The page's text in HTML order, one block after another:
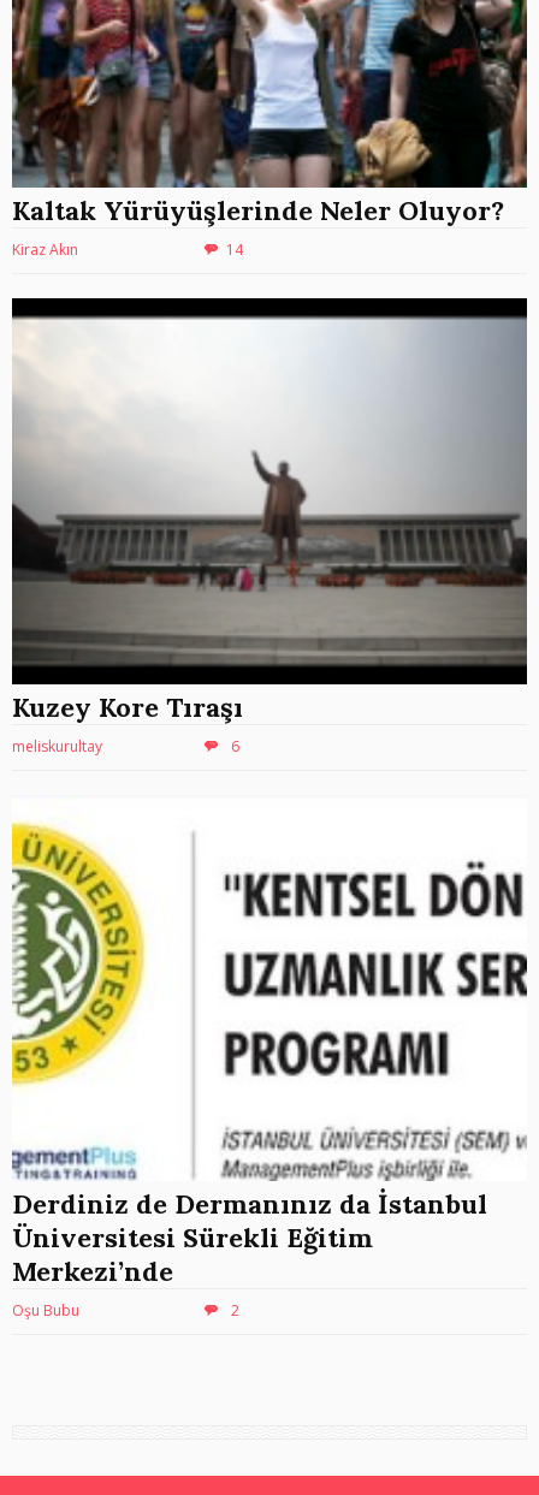
Kaltak Yürüyüşlerinde Neler Oluyor?
Kiraz Akın 14
Kuzey Kore Tıraşı
meliskurultay 6
Derdiniz de Dermanınız da İstanbul
Üniversitesi Sürekli Eğitim
Merkezi’nde
Oşu Bubu 2